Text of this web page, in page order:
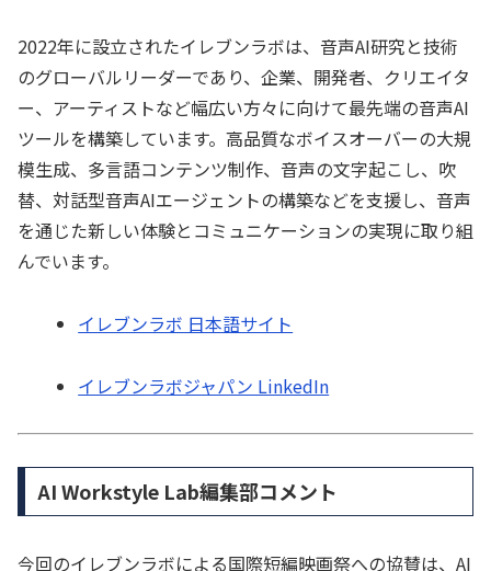
2022年に設立されたイレブンラボは、音声AI研究と技術
のグローバルリーダーであり、企業、開発者、クリエイタ
ー、アーティストなど幅広い方々に向けて最先端の音声AI
ツールを構築しています。高品質なボイスオーバーの大規
模生成、多言語コンテンツ制作、音声の文字起こし、吹
替、対話型音声AIエージェントの構築などを支援し、音声
を通じた新しい体験とコミュニケーションの実現に取り組
んでいます。
イレブンラボ 日本語サイト
イレブンラボジャパン LinkedIn
AI Workstyle Lab編集部コメント
今回のイレブンラボによる国際短編映画祭への協賛は、AI